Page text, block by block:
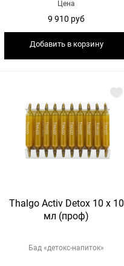
Цена
9 910 руб
Добавить в корзину
Thalgo Activ Detox 10 х 10
мл (проф)
Бад «детокс-напиток»